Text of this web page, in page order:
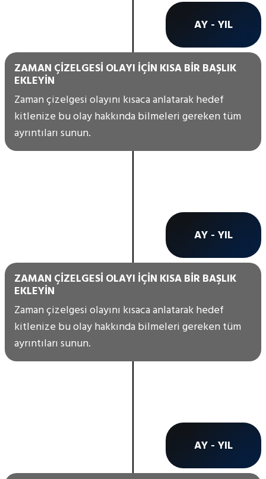
AY - YIL
ZAMAN ÇIZELGESI OLAYI IÇIN KISA BIR BAŞLIK
EKLEYIN
Zaman çizelgesi olayını kısaca anlatarak hedef
kitlenize bu olay hakkında bilmeleri gereken tüm
ayrıntıları sunun.
AY - YIL
ZAMAN ÇIZELGESI OLAYI IÇIN KISA BIR BAŞLIK
EKLEYIN
Zaman çizelgesi olayını kısaca anlatarak hedef
kitlenize bu olay hakkında bilmeleri gereken tüm
ayrıntıları sunun.
AY - YIL